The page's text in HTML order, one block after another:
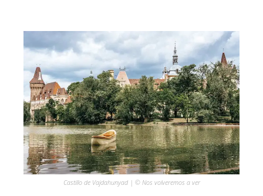
Castillo de Vajdahunyad | © Nos volveremos a ver